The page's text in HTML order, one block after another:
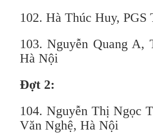
102. Hà Thúc Huy, PGS
103. Nguyễn Quang A,
Hà Nội
Đợt 2:
104. Nguyễn Thị Ngọc
Văn Nghệ, Hà Nội